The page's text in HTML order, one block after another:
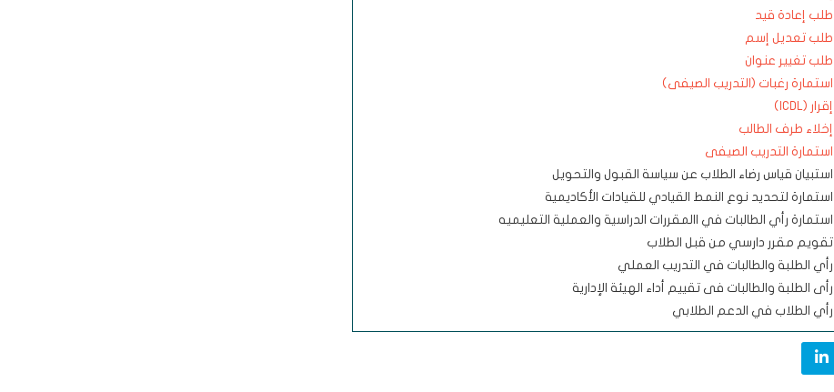
طلب إعادة قيد
طلب تعديل إسم
طلب تغيير عنوان
استمارة رغبات (التدريب الصيفى)
إقرار (ICDL)
إخلاء طرف الطالب
استمارة التدريب الصيفى
استبيان قياس رضاء الطلاب عن سياسة القبول والتحويل
استمارة لتحديد نوع النمط القيادي للقيادات الأكاديمية
استمارة رأي الطالبات في االمقررات الدراسية والعملية التعليميه
تقويم مقرر دارسي من قبل الطلاب
رأي الطلبة والطالبات في التدريب العملي
رأى الطلبة والطالبات فى تقييم أداء الهيئة الإدارية
رأي الطلاب في الدعم الطلابي